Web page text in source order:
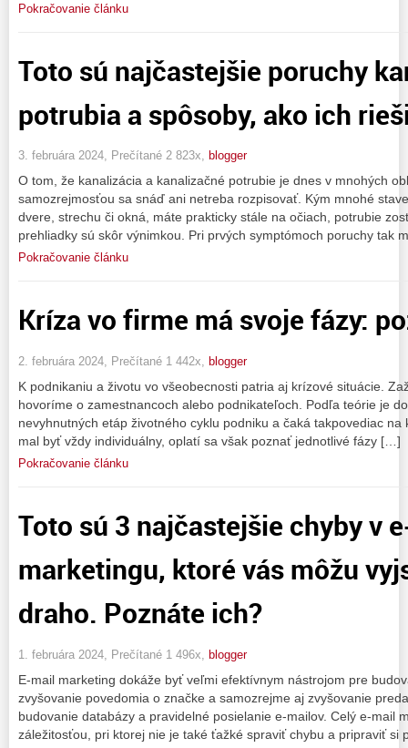
Pokračovanie článku
Toto sú najčastejšie poruchy
potrubia a spôsoby, ako ich
3. februára 2024, Prečítané 2 823x, blogger
O tom, že kanalizácia a kanalizačné potrubie je dnes v mnohých
samozrejmosťou sa snáď ani netreba rozpisovať. Kým mnohé
dvere, strechu či okná, máte prakticky stále na očiach, potrubie
prehliadky sú skôr výnimkou. Pri prvých symptómoch poruchy tak
Pokračovanie článku
Kríza vo firme má svoje fázy:
2. februára 2024, Prečítané 1 442x, blogger
K podnikaniu a životu vo všeobecnosti patria aj krízové situácie.
hovoríme o zamestnancoch alebo podnikateľoch. Podľa teórie je
nevyhnutných etáp životného cyklu podniku a čaká takpovediac
mal byť vždy individuálny, oplatí sa však poznať jednotlivé fázy […]
Pokračovanie článku
Toto sú 3 najčastejšie chyby v
marketingu, ktoré vás môžu
draho. Poznáte ich?
1. februára 2024, Prečítané 1 496x, blogger
E-mail marketing dokáže byť veľmi efektívnym nástrojom pre
zvyšovanie povedomia o značke a samozrejme aj zvyšovanie
budovanie databázy a pravidelné posielanie e-mailov. Celý e-mail
záležitosťou, pri ktorej nie je také ťažké spraviť chybu a pripraviť si